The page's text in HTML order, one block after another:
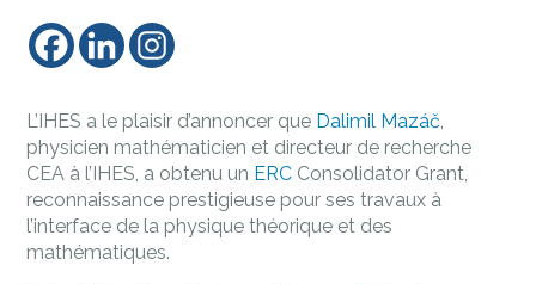
L’IHES a le plaisir d’annoncer que Dalimil Mazáč,
physicien mathématicien et directeur de recherche
CEA à l’IHES, a obtenu un ERC Consolidator Grant,
reconnaissance prestigieuse pour ses travaux à
l’interface de la physique théorique et des
mathématiques.